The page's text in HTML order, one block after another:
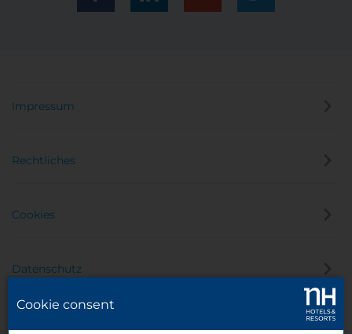
Impressum
Rechtliches
Cookies
Datenschutz
Cookie consent